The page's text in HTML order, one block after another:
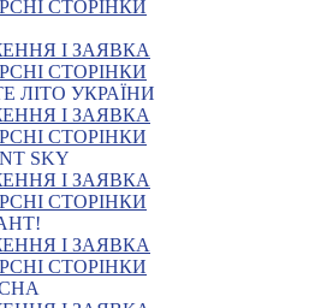
СТОРІНКИ
І ЗАЯВКА
СТОРІНКИ
ЛІТО УКРАЇНИ
І ЗАЯВКА
СТОРІНКИ
SKY
І ЗАЯВКА
СТОРІНКИ
І ЗАЯВКА
СТОРІНКИ